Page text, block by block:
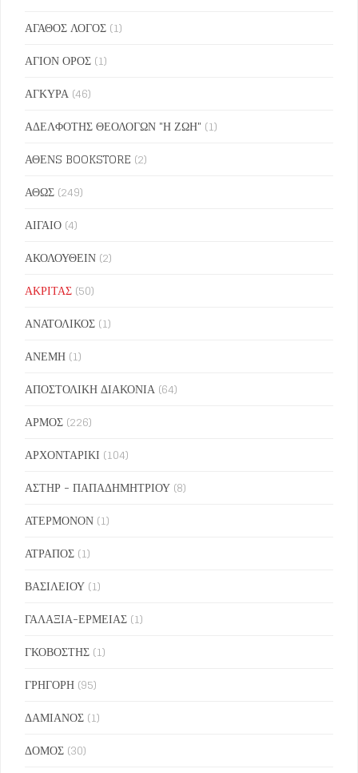
ΑΓΑΘΟΣ ΛΟΓΟΣ (1)
ΑΓΙΟΝ ΟΡΟΣ (1)
ΑΓΚΥΡΑ (46)
ΑΔΕΛΦΟΤΗΣ ΘΕΟΛΟΓΩΝ "Η ΖΩΗ" (1)
ΑΘΕΝS BOOKSTORE (2)
ΑΘΩΣ (249)
ΑΙΓΑΙΟ (4)
ΑΚΟΛΟΥΘΕΙΝ (2)
ΑΚΡΙΤΑΣ (50)
ΑΝΑΤΟΛΙΚΟΣ (1)
ΑΝΕΜΗ (1)
ΑΠΟΣΤΟΛΙΚΗ ΔΙΑΚΟΝΙΑ (64)
ΑΡΜΟΣ (226)
ΑΡΧΟΝΤΑΡΙΚΙ (104)
ΑΣΤΗΡ - ΠΑΠΑΔΗΜΗΤΡΙΟΥ (8)
ΑΤΕΡΜΟΝΟΝ (1)
ΑΤΡΑΠΟΣ (1)
ΒΑΣΙΛΕΙΟΥ (1)
ΓΑΛΑΞΙΑ-ΕΡΜΕΙΑΣ (1)
ΓΚΟΒΟΣΤΗΣ (1)
ΓΡΗΓΟΡΗ (95)
ΔΑΜΙΑΝΟΣ (1)
ΔΟΜΟΣ (30)